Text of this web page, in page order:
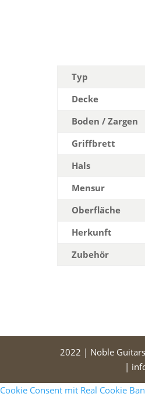
Typ
Decke
Boden / Zargen
Griffbrett
Hals
Mensur
Oberfläche
Herkunft
Zubehör
2022 | Noble
|
Cookie Consent mit Real Cookie